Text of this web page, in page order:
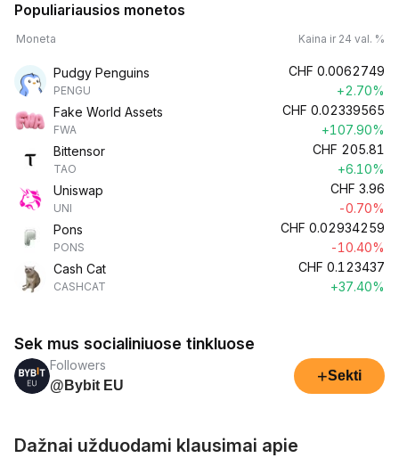
Populiariausios monetos
Moneta Kaina ir 24 val. %
Pudgy Penguins
PENGU
CHF 0.0062749
+2.70%
Fake World Assets
FWA
CHF 0.02339565
+107.90%
Bittensor
TAO
CHF 205.81
+6.10%
Uniswap
UNI
CHF 3.96
-0.70%
Pons
PONS
CHF 0.02934259
-10.40%
Cash Cat
CASHCAT
CHF 0.123437
+37.40%
Sek mus socialiniuose tinkluose
Followers
@Bybit EU
+Sekti
Dažnai užduodami klausimai apie